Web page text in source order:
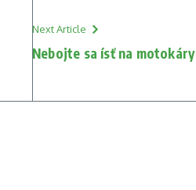
Next Article
Nebojte sa ísť na motokáry